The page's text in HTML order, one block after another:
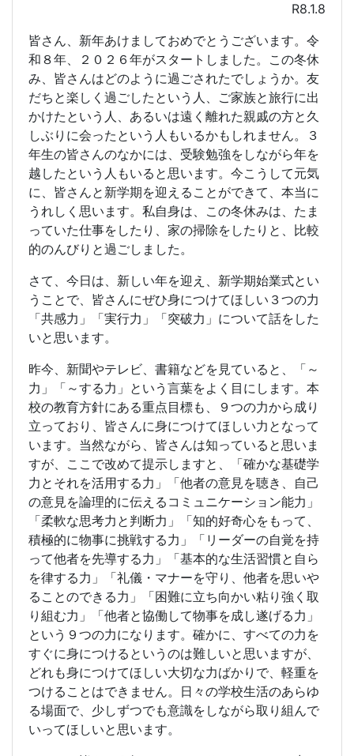
R8.1.8
皆さん、新年あけましておめでとうございます。令
和８年、２０２６年がスタートしました。この冬休
み、皆さんはどのように過ごされたでしょうか。友
だちと楽しく過ごしたという人、ご家族と旅行に出
かけたという人、あるいは遠く離れた親戚の方と久
しぶりに会ったという人もいるかもしれません。３
年生の皆さんのなかには、受験勉強をしながら年を
越したという人もいると思います。今こうして元気
に、皆さんと新学期を迎えることができて、本当に
うれしく思います。私自身は、この冬休みは、たま
っていた仕事をしたり、家の掃除をしたりと、比較
的のんびりと過ごしました。
さて、今日は、新しい年を迎え、新学期始業式とい
うことで、皆さんにぜひ身につけてほしい３つの力
「共感力」「実行力」「突破力」について話をした
いと思います。
昨今、新聞やテレビ、書籍などを見ていると、「～
力」「～する力」という言葉をよく目にします。本
校の教育方針にある重点目標も、９つの力から成り
立っており、皆さんに身につけてほしい力となって
います。当然ながら、皆さんは知っていると思いま
すが、ここで改めて提示しますと、「確かな基礎学
力とそれを活用する力」「他者の意見を聴き、自己
の意見を論理的に伝えるコミュニケーション能力」
「柔軟な思考力と判断力」「知的好奇心をもって、
積極的に物事に挑戦する力」「リーダーの自覚を持
って他者を先導する力」「基本的な生活習慣と自ら
を律する力」「礼儀・マナーを守り、他者を思いや
ることのできる力」「困難に立ち向かい粘り強く取
り組む力」「他者と協働して物事を成し遂げる力」
という９つの力になります。確かに、すべての力を
すぐに身につけるというのは難しいと思いますが、
どれも身につけてほしい大切な力ばかりで、軽重を
つけることはできません。日々の学校生活のあらゆ
る場面で、少しずつでも意識をしながら取り組んで
いってほしいと思います。